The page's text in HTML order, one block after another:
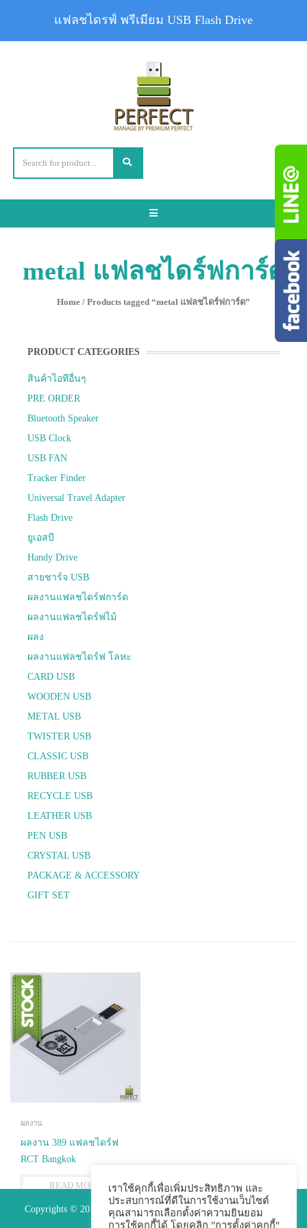
Toggle
metal แฟลชไดร์ฟการ์ด
Home / Products tagged “metal แฟลชไดร์ฟการ์ด”
PRODUCT CATEGORIES
สินค้าไอทีอื่นๆ
PRE ORDER
Bluetooth Speaker
USB Clock
USB FAN
Tracker Finder
Universal Travel Adapter
Flash Drive
ยูเอสบี
Handy Drive
สายชาร์จ USB
ผลงานแฟลชไดร์ฟการ์ด
ผลงานแฟลชไดร์ฟไม้
ผลง
ผลงานแฟลชไดร์ฟ โลหะ
CARD USB
WOODEN USB
METAL USB
TWISTER USB
CLASSIC USB
RUBBER USB
RECYCLE USB
LEATHER USB
PEN USB
CRYSTAL USB
PACKAGE & ACCESSORY
GIFT SET
ผลงาน
ผลงาน 389 แฟลชไดร์ฟ
RCT Bangkok
READ MORE
Copyrights © 2015 Premium Perfect Co.,ltd. All Rights Reserved.
เราใช้คุกกี้เพื่อเพิ่มประสิทธิภาพ และ
ประสบการณ์ที่ดีในการใช้งานเว็บไซต์
คุณสามารถเลือกตั้งค่าความยินยอม
การใช้คุกกี้ได้ โดยคลิก "การตั้งค่าคุกกี้"
แฟลชไดรฟ์ พรีเมียม USB Flash Drive